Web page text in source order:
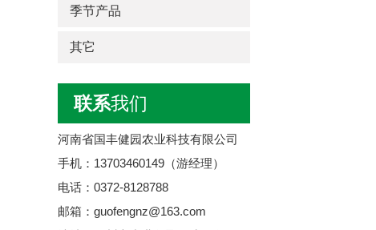
季节产品
其它
联系我们
河南省国丰健园农业科技有限公司
手机：13703460149（游经理）
电话：0372-8128788
邮箱：guofengnz@163.com